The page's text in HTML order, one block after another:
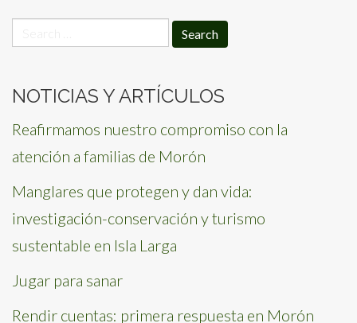
for:
NOTICIAS Y ARTÍCULOS
Reafirmamos nuestro compromiso con la
atención a familias de Morón
Manglares que protegen y dan vida:
investigación-conservación y turismo
sustentable en Isla Larga
Jugar para sanar
Rendir cuentas: primera respuesta en Morón